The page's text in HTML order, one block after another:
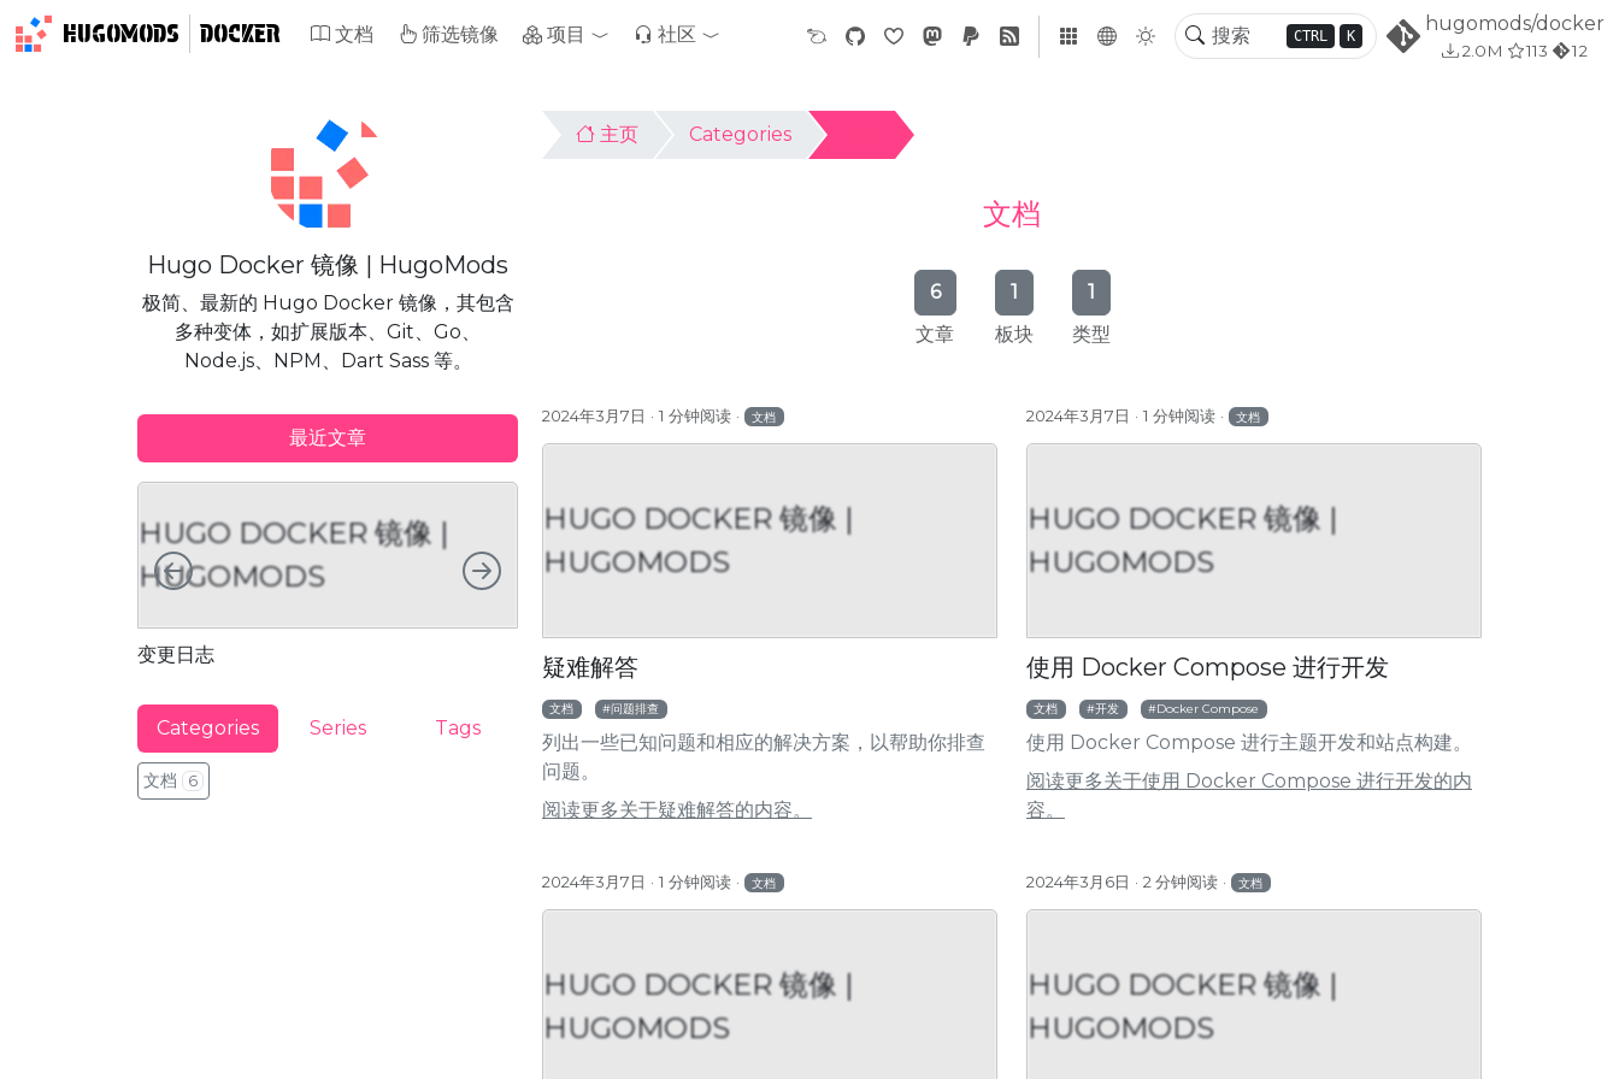
HUGOMODS DOCKER CTRL K
hugomods/docker
2.0M 113 12
文档 筛选镜像 项目 社区
主页 Categories
文档
6
文章
1
板块
1
类型
2024年3月7日 1 分钟阅读 文档
HUGO DOCKER 镜像 |
HUGOMODS
疑难解答
文档 问题排查
列出一些已知问题和相应的解决方案，以帮助你排查
问题。
阅读更多关于疑难解答的内容。
2024年3月7日 1 分钟阅读 文档
HUGO DOCKER 镜像 |
HUGOMODS
使用 Docker Compose 进行开发
文档 开发 Docker Compose
使用 Docker Compose 进行主题开发和站点构建。
阅读更多关于使用 Docker Compose 进行开发的内
容。
2024年3月7日 1 分钟阅读 文档
HUGO DOCKER 镜像 |
HUGOMODS
2024年3月6日 2 分钟阅读 文档
HUGO DOCKER 镜像 |
HUGOMODS
Hugo Docker 镜像 | HugoMods
极简、最新的 Hugo Docker 镜像，其包含
多种变体，如扩展版本、Git、Go、
Node.js、NPM、Dart Sass 等。
最近文章
HUGO DOCKER 镜像 |
HUGOMODS
变更日志
HUGO DOCKER 镜像 |
HUGOMODS
利用 GitHub Actions 更新 Hugo 模块
HUGO DOCKER 镜像 |
HUGOMODS
HUGO DOCKER 镜像 |
贡献
向左 向右
Categories Series Tags
文档 6